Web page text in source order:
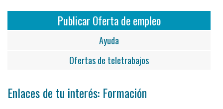
Publicar Oferta de empleo
Ayuda
Ofertas de teletrabajos
Enlaces de tu interés: Formación